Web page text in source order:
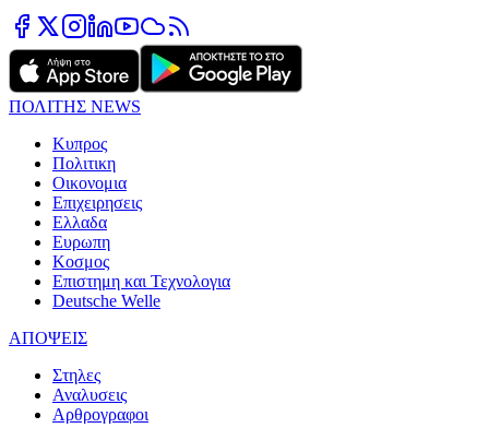
ΠΟΛΙΤΗΣ NEWS
Κυπρος
Πολιτικη
Οικονομια
Επιχειρησεις
Ελλαδα
Ευρωπη
Κοσμος
Επιστημη και Τεχνολογια
Deutsche Welle
ΑΠΟΨΕΙΣ
Στηλες
Αναλυσεις
Αρθρογραφοι